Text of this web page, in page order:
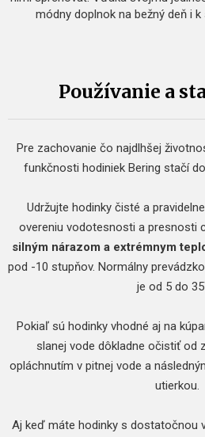
módny doplnok na bežný deň i
Používanie a
Pre zachovanie čo najdlhšej
funkčnosti hodiniek Bering stačí
Udržujte hodinky čisté a
overeniu vodotesnosti a presnosti
silným nárazom a extrémnym
pod -10 stupňov. Normálny
je od 5 do
Pokiaľ sú hodinky vhodné aj na
slanej vode dôkladne očistiť od
opláchnutím v pitnej vode a
utierkou.
Aj keď máte hodinky s dostatočnou